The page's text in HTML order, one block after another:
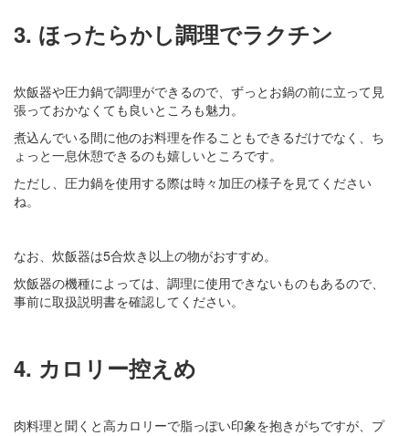
3. ほったらかし調理でラクチン
炊飯器や圧力鍋で調理ができるので、ずっとお鍋の前に立って見
張っておかなくても良いところも魅力。
煮込んでいる間に他のお料理を作ることもできるだけでなく、ち
ょっと一息休憩できるのも嬉しいところです。
ただし、圧力鍋を使用する際は時々加圧の様子を見てください
ね。
なお、炊飯器は5合炊き以上の物がおすすめ。
炊飯器の機種によっては、調理に使用できないものもあるので、
事前に取扱説明書を確認してください。
4. カロリー控えめ
肉料理と聞くと高カロリーで脂っぽい印象を抱きがちですが、プ